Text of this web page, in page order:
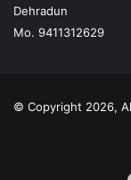
Dehradun
Mo. 9411312629
© Copyright 2026,